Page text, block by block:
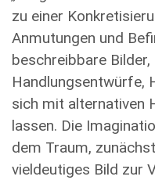
zu einer
Anmutungen und
beschreibbare
Handlungsentwürfe,
sich mit alternativen
lassen. Die
dem Traum,
vieldeutiges Bild zur